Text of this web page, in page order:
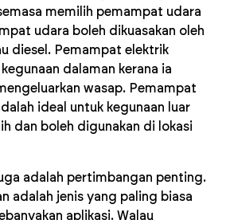
memilih pemampat udara
udara boleh dikuasakan oleh
diesel. Pemampat elektrik
dalaman kerana ia
wasap. Pemampat
ideal untuk kegunaan luar
dan boleh digunakan di lokasi
adalah pertimbangan penting.
adalah jenis yang paling biasa
aplikasi. Walau